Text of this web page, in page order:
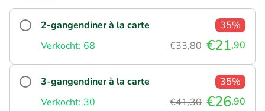
2-gangendiner à la carte
35%
Verkocht: 68
€33,80 €21,90
3-gangendiner à la carte
35%
Verkocht: 30
€41,30 €26,90